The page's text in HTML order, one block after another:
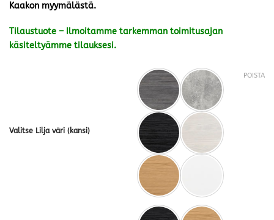
Kaakon myymälästä.
Tilaustuote – Ilmoitamme tarkemman toimitusajan
käsiteltyämme tilauksesi.
Valitse Lilja väri (kansi)
POISTA